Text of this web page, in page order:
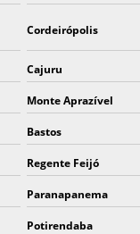
Cordeirópolis
Cajuru
Monte Aprazível
Bastos
Regente Feijó
Paranapanema
Potirendaba